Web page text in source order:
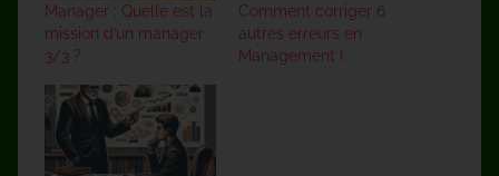
Manager : Quelle est la
mission d’un manager
3/3 ?
Comment corriger 6
autres erreurs en
Management !